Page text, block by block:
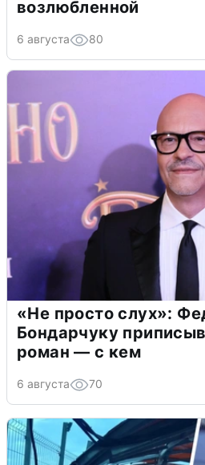
возлюбленной
6 августа 80
«Не просто слух»:
Бондарчуку
роман — с кем
6 августа 70